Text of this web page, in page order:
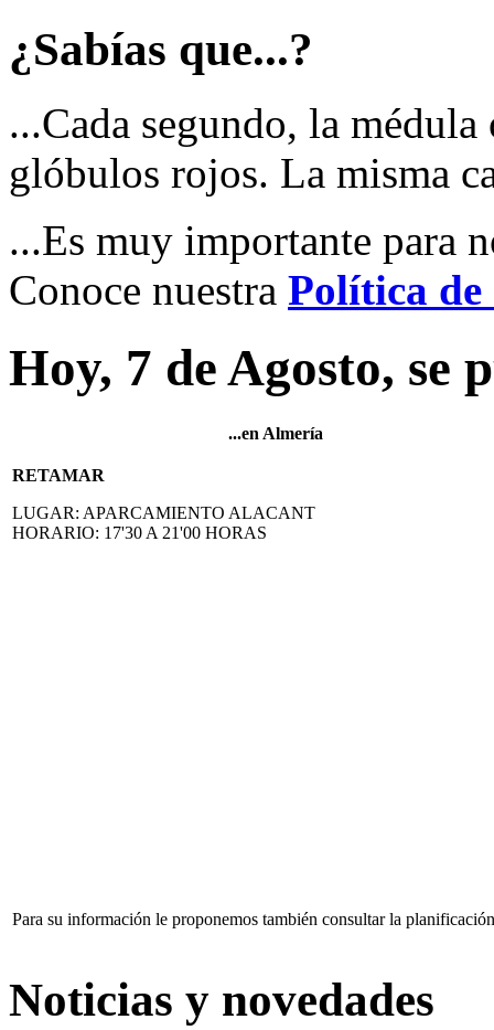
¿Sabías que...?
...Cada segundo, la
glóbulos rojos. La misma
...Es muy importante para
Conoce nuestra Política
Hoy, 7 de Agosto, se
...en Almería
RETAMAR
LUGAR: APARCAMIENTO ALACANT
HORARIO: 17'30 A 21'00 HORAS
Para su información le proponemos también consultar la
Noticias y novedades